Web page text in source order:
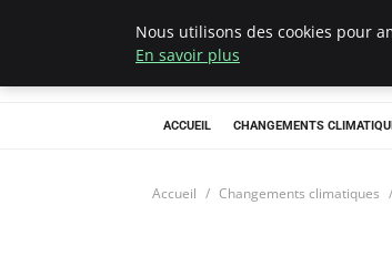
ACCUEIL CHANGEMENTS
Accueil Changements climatiques
Nous utilisons des cookies pour
En savoir plus